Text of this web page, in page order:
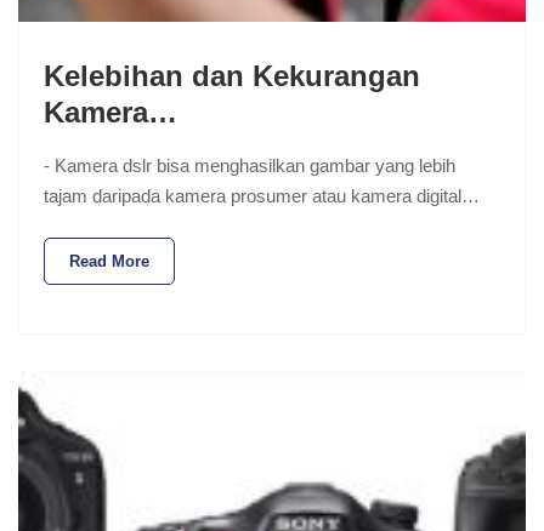
Kelebihan dan Kekurangan
Kamera…
- Kamera dslr bisa menghasilkan gambar yang lebih
tajam daripada kamera prosumer atau kamera digital…
Read More